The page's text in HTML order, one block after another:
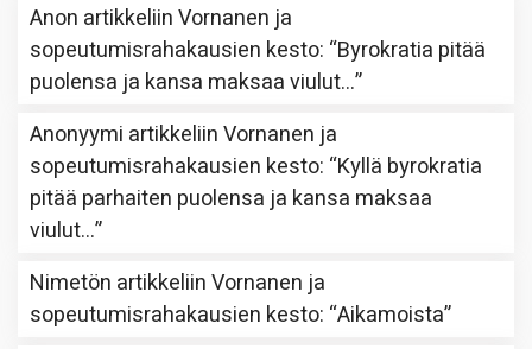
Anon artikkeliinVornanen ja
sopeutumisrahakausien kesto: “Byrokratia pitää
puolensa ja kansa maksaa viulut…”
Anonyymi artikkeliinVornanen ja
sopeutumisrahakausien kesto: “Kyllä byrokratia
pitää parhaiten puolensa ja kansa maksaa
viulut…”
Nimetön artikkeliinVornanen ja
sopeutumisrahakausien kesto: “Aikamoista”